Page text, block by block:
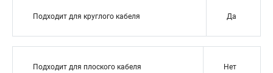
Подходит для круглого кабеля Да
Подходит для плоского кабеля Нет